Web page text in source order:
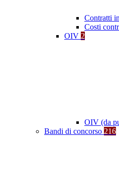
Contratti
Costi
OIV 2
OIV (da
Bandi di concorso 216